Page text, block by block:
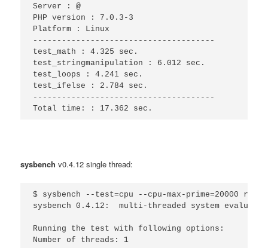
Server : @
PHP version : 7.0.3-3
Platform : Linux
--------------------------------------
test_math : 4.325 sec.
test_stringmanipulation : 6.012 sec.
test_loops : 4.241 sec.
test_ifelse : 2.784 sec.
--------------------------------------
Total time: : 17.362 sec.
sysbench v0.4.12 single thread:
$ sysbench --test=cpu --cpu-max-prime=20000 run
sysbench 0.4.12:  multi-threaded system
Running the test with following options:
Number of threads: 1